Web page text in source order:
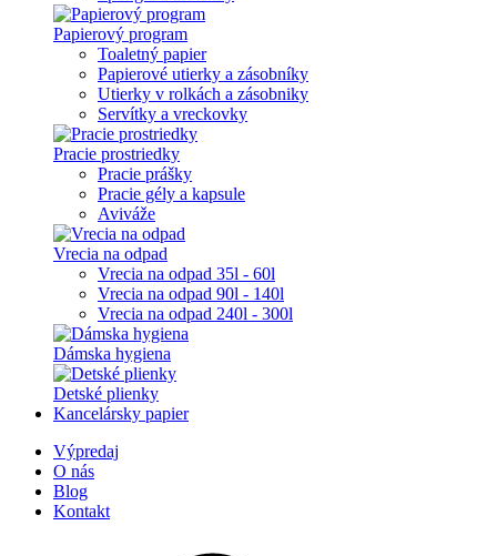
Papierový program
Toaletný papier
Papierové utierky a zásobníky
Utierky v rolkách a zásobniky
Servítky a vreckovky
Pracie prostriedky
Pracie prášky
Pracie gély a kapsule
Aviváže
Vrecia na odpad
Vrecia na odpad 35l - 60l
Vrecia na odpad 90l - 140l
Vrecia na odpad 240l - 300l
Dámska hygiena
Detské plienky
Kancelársky papier
Výpredaj
O nás
Blog
Kontakt